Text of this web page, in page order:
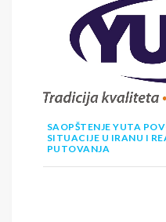
SAOPŠTENJE YUTA
SITUACIJE U IRANU I
PUTOVANJA